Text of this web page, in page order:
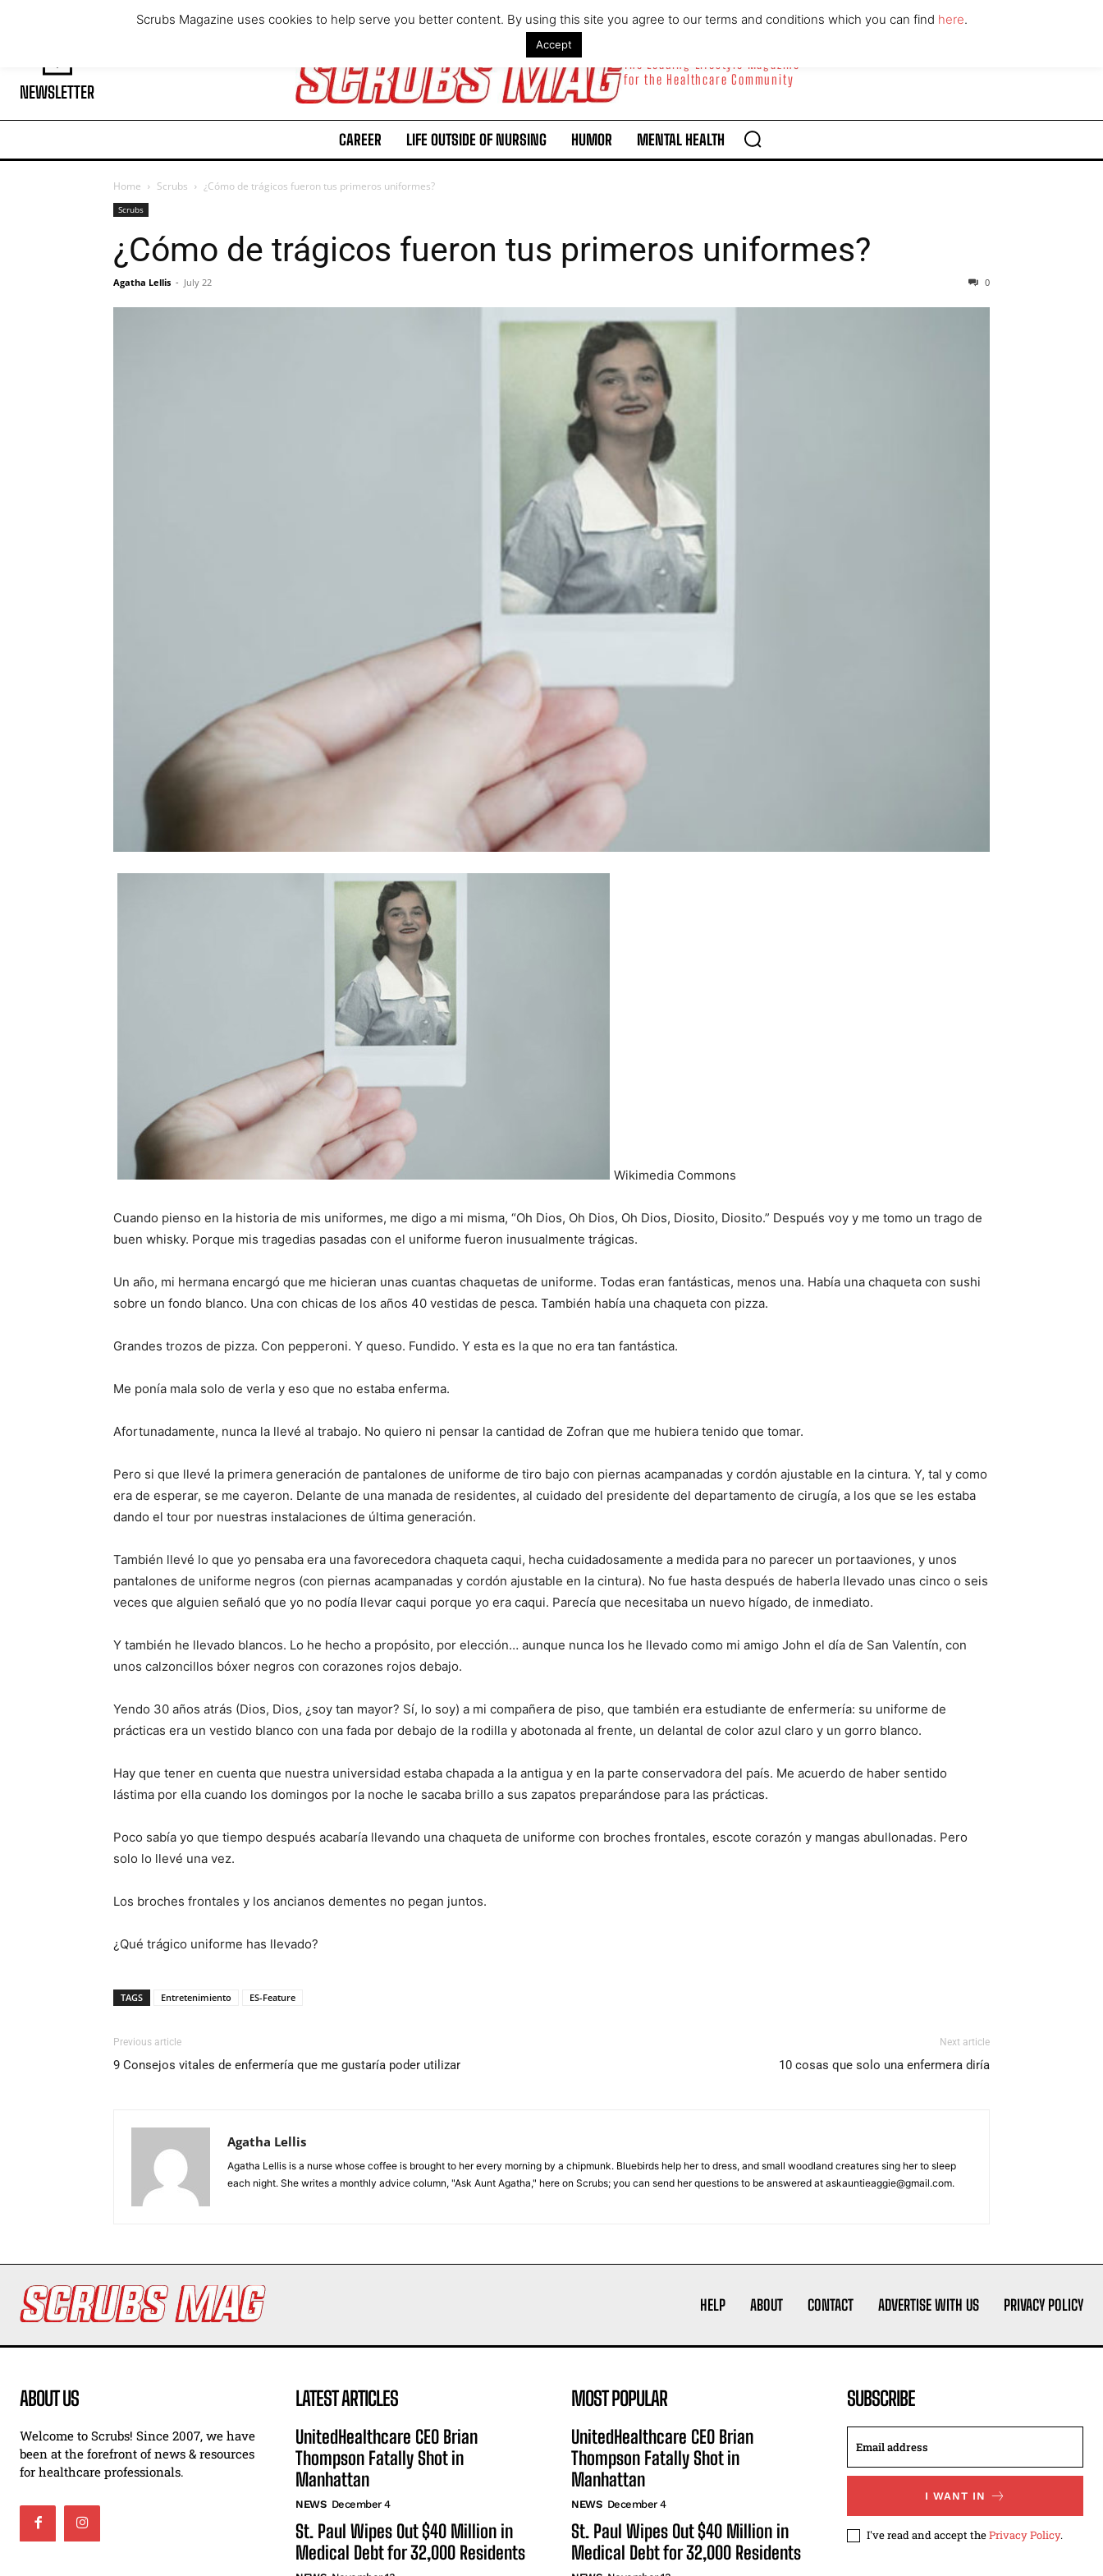
I WANT IN
I've read and accept thePrivacy Policy
Thursday, August 6, 2026
NEWSLETTER
The Leading Lifestyle Magazine
for the Healthcare Community
CAREER LIFE OUTSIDE OF NURSING HUMOR MENTAL HEALTH
Home Scrubs ¿Cómo de trágicos fueron tus primeros uniformes?
Scrubs
¿Cómo de trágicos fueron tus primeros uniformes?
Agatha Lellis - July 22 0
Wikimedia Commons
Cuando pienso en la historia de mis uniformes, me digo a mi misma, “Oh Dios, Oh Dios, Oh Dios, Diosito, Diosito.” Después voy y me tomo un trago de
buen whisky. Porque mis tragedias pasadas con el uniforme fueron inusualmente trágicas.
Un año, mi hermana encargó que me hicieran unas cuantas chaquetas de uniforme. Todas eran fantásticas, menos una. Había una chaqueta con sushi
sobre un fondo blanco. Una con chicas de los años 40 vestidas de pesca. También había una chaqueta con pizza.
Grandes trozos de pizza. Con pepperoni. Y queso. Fundido. Y esta es la que no era tan fantástica.
Me ponía mala solo de verla y eso que no estaba enferma.
Afortunadamente, nunca la llevé al trabajo. No quiero ni pensar la cantidad de Zofran que me hubiera tenido que tomar.
Pero si que llevé la primera generación de pantalones de uniforme de tiro bajo con piernas acampanadas y cordón ajustable en la cintura. Y, tal y como
era de esperar, se me cayeron. Delante de una manada de residentes, al cuidado del presidente del departamento de cirugía, a los que se les estaba
dando el tour por nuestras instalaciones de última generación.
También llevé lo que yo pensaba era una favorecedora chaqueta caqui, hecha cuidadosamente a medida para no parecer un portaaviones, y unos
pantalones de uniforme negros (con piernas acampanadas y cordón ajustable en la cintura). No fue hasta después de haberla llevado unas cinco o seis
veces que alguien señaló que yo no podía llevar caqui porque yo era caqui. Parecía que necesitaba un nuevo hígado, de inmediato.
Y también he llevado blancos. Lo he hecho a propósito, por elección… aunque nunca los he llevado como mi amigo John el día de San Valentín, con
unos calzoncillos bóxer negros con corazones rojos debajo.
Yendo 30 años atrás (Dios, Dios, ¿soy tan mayor? Sí, lo soy) a mi compañera de piso, que también era estudiante de enfermería: su uniforme de
prácticas era un vestido blanco con una fada por debajo de la rodilla y abotonada al frente, un delantal de color azul claro y un gorro blanco.
Hay que tener en cuenta que nuestra universidad estaba chapada a la antigua y en la parte conservadora del país. Me acuerdo de haber sentido
lástima por ella cuando los domingos por la noche le sacaba brillo a sus zapatos preparándose para las prácticas.
Poco sabía yo que tiempo después acabaría llevando una chaqueta de uniforme con broches frontales, escote corazón y mangas abullonadas. Pero
solo lo llevé una vez.
Los broches frontales y los ancianos dementes no pegan juntos.
¿Qué trágico uniforme has llevado?
TAGS Entretenimiento ES-Feature
Previous article
9 Consejos vitales de enfermería que me gustaría poder utilizar
Next article
10 cosas que solo una enfermera diría
Agatha Lellis
Agatha Lellis is a nurse whose coffee is brought to her every morning by a chipmunk. Bluebirds help her to dress, and small woodland creatures sing her to sleep
each night. She writes a monthly advice column, "Ask Aunt Agatha," here on Scrubs; you can send her questions to be answered at askauntieaggie@gmail.com.
HELP ABOUT CONTACT ADVERTISE WITH US PRIVACY POLICY
ABOUT US
Welcome to Scrubs! Since 2007, we have
been at the forefront of news & resources
for healthcare professionals.
LATEST ARTICLES
UnitedHealthcare CEO Brian
Thompson Fatally Shot in
Manhattan
NEWS December 4
St. Paul Wipes Out $40 Million in
Medical Debt for 32,000 Residents
MOST POPULAR
UnitedHealthcare CEO Brian
Thompson Fatally Shot in
Manhattan
NEWS December 4
St. Paul Wipes Out $40 Million in
Medical Debt for 32,000 Residents
SUBSCRIBE
I WANT IN
I've read and accept thePrivacy Policy.
Scrubs Magazine uses cookies to help serve you better content. By using this site you agree to our terms and conditions which you can find here.
Accept